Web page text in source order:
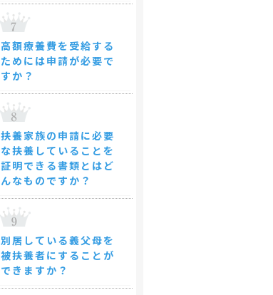
高額療養費を受給する
ためには申請が必要で
すか？
扶養家族の申請に必要
な扶養していることを
証明できる書類とはど
んなものですか？
別居している義父母を
被扶養者にすることが
できますか？